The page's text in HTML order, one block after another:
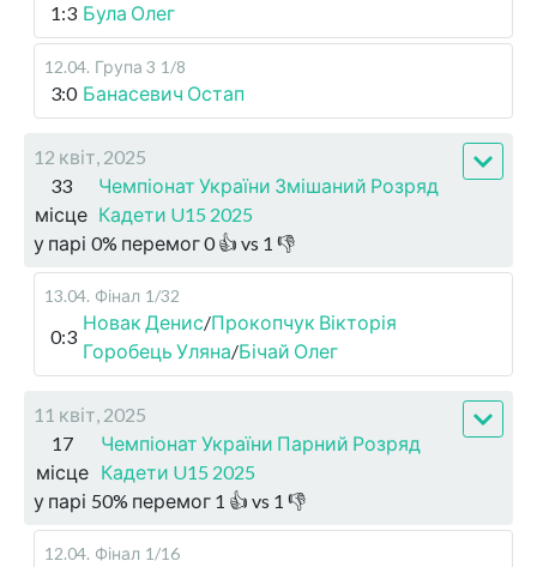
1:3 Була Олег
12.04. Група 3 1/8
3:0 Банасевич Остап
12 квіт, 2025
33
місце
Чемпіонат України Змішаний Розряд
Кадети U15 2025
у парі 0% перемог0👍 vs 1 👎
13.04. Фінал 1/32
0:3
Новак Денис/Прокопчук Вікторія
Горобець Уляна/Бічай Олег
11 квіт, 2025
17
місце
Чемпіонат України Парний Розряд
Кадети U15 2025
у парі 50% перемог 1 👍 vs 1 👎
12.04. Фінал 1/16